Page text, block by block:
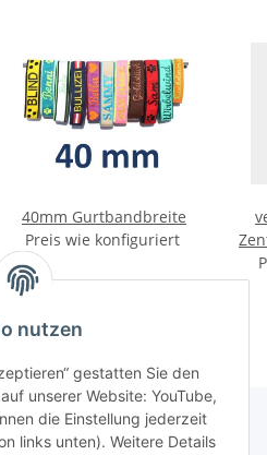
40mm Gurtbandbreite
Preis wie konfiguriert
nutzen
gestatten Sie den
unserer Website: YouTube,
die Einstellung jederzeit
links unten). Weitere Details